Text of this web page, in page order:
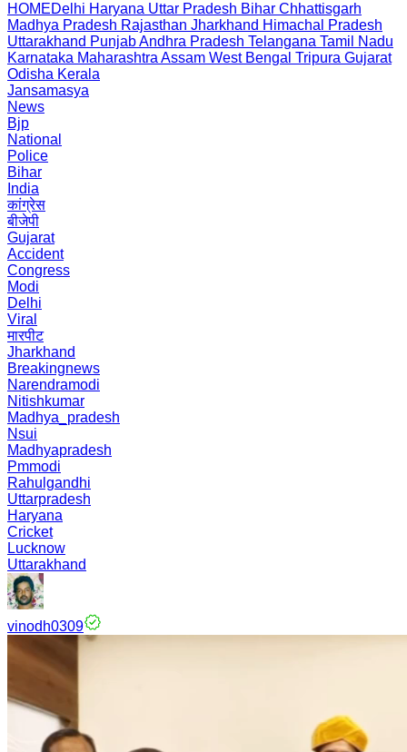
HOMEDelhi Haryana Uttar Pradesh Bihar Chhattisgarh
Madhya Pradesh Rajasthan Jharkhand Himachal Pradesh
Uttarakhand PunjabAndhra Pradesh Telangana Tamil Nadu
Karnataka Maharashtra Assam West Bengal Tripura Gujarat
Odisha Kerala
Jansamasya
News
Bjp
National
Police
Bihar
India
कांग्रेस
बीजेपी
Gujarat
Accident
Congress
Modi
Delhi
Viral
मारपीट
Jharkhand
Breakingnews
Narendramodi
Nitishkumar
Madhya_pradesh
Nsui
Madhyapradesh
Pmmodi
Rahulgandhi
Uttarpradesh
Haryana
Cricket
Lucknow
Uttarakhand
vinodh0309